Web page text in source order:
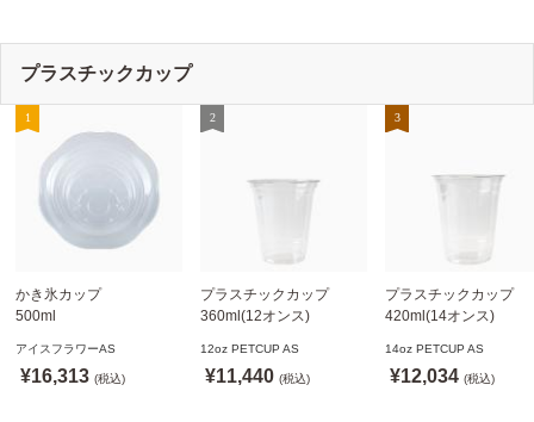
プラスチックカップ
かき氷カップ
500ml
※北海道・沖縄・離島 送
料別途
アイスフラワーAS
¥16,313 (税込)
プラスチックカップ
360ml(12オンス)
※沖縄・離島 配送料別途
12oz PETCUP AS
¥11,440 (税込)
プラスチックカップ
420ml(14オンス)
※沖縄・離島 配送料
14oz PETCUP AS
¥12,034 (税込)